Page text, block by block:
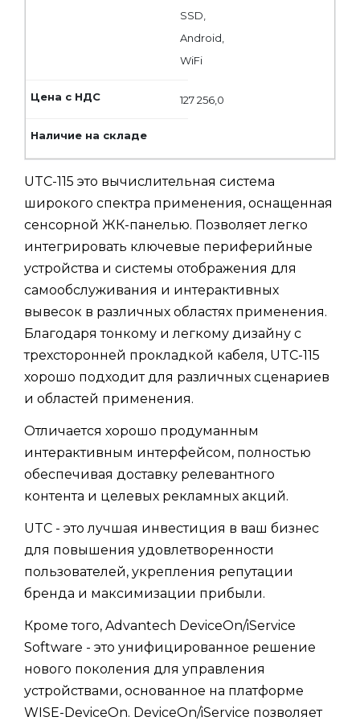
SSD,
Android,
WiFi
127 256,0
UTC-115 это вычислительная система
широкого спектра применения, оснащенная
сенсорной ЖК-панелью. Позволяет легко
интегрировать ключевые периферийные
устройства и системы отображения для
самообслуживания и интерактивных
вывесок в различных областях применения.
Благодаря тонкому и легкому дизайну с
трехсторонней прокладкой кабеля, UTC-115
хорошо подходит для различных сценариев
и областей применения.
Отличается хорошо продуманным
интерактивным интерфейсом, полностью
обеспечивая доставку релевантного
контента и целевых рекламных акций.
UTC - это лучшая инвестиция в ваш бизнес
для повышения удовлетворенности
пользователей, укрепления репутации
бренда и максимизации прибыли.
Кроме того, Advantech DeviceOn/iService
Software - это унифицированное решение
нового поколения для управления
устройствами, основанное на платформе
WISE-DeviceOn. DeviceOn/iService позволяет